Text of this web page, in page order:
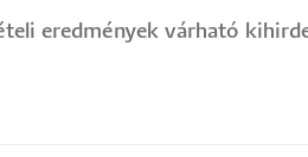
eredmények várható